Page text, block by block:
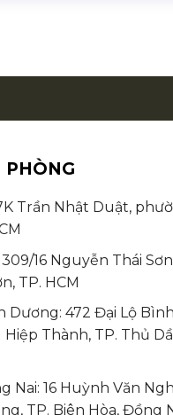
Trần Nhật Duật,
16 Nguyễn Thái
TP. HCM
Dương: 472 Đại Lộ Bình
Thành, TP. Thủ
Nai: 16 Huỳnh Văn
TP. Biên Hòa, Đồng